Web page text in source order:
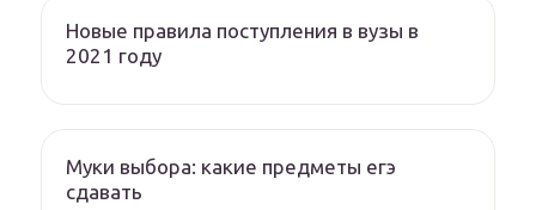
Новые правила поступления в вузы в
2021 году
Муки выбора: какие предметы егэ
сдавать